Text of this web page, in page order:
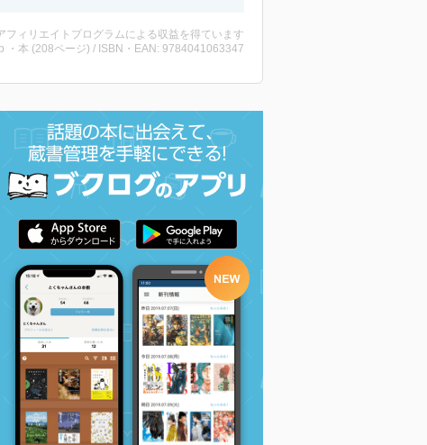
フィリエイトプログラムによる収益を得ています
・本 (208ページ) / ISBN・EAN: 9784041063347